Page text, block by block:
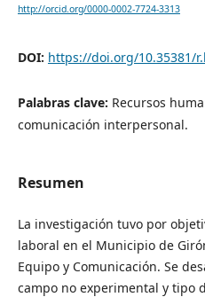
http://orcid.org/0000-0002-7724-3313
DOI: https://doi.org/10.35381/
Palabras clave: Recursos
comunicación interpersonal.
Resumen
La investigación tuvo por
laboral en el Municipio de
Equipo y Comunicación. Se
campo no experimental y tipo